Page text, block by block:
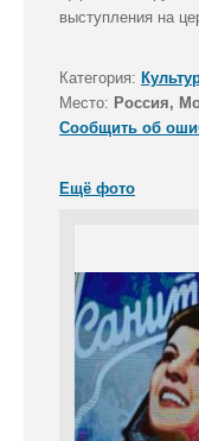
выступления на
Категория:
Место: Россия,
Сообщить об
Ещё фото